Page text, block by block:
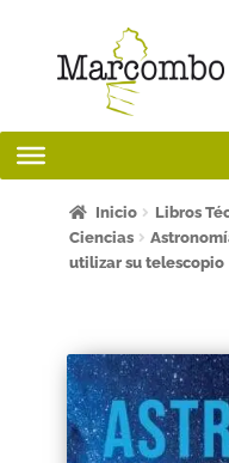
¡Bienvenido al apartado
ART FRIDAY 2025
Artículos del blog
Inicio
Libros
Ciencias
utilizar su telescopio